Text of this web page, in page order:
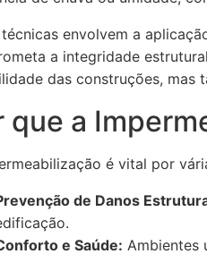
técnicas envolvem a
a integridade
das construções, mas
que a
é vital por
de Danos
e Saúde: Ambientes